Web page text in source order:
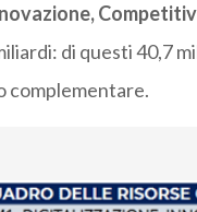
di questi 40,7
complementare.